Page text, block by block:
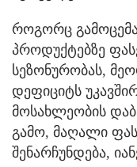
როგორც
პროდუქტებზე
სეზონურობას,
დეფიციტს
მოსახლეობის
გამო, მაღალი
შენარჩუნდება,